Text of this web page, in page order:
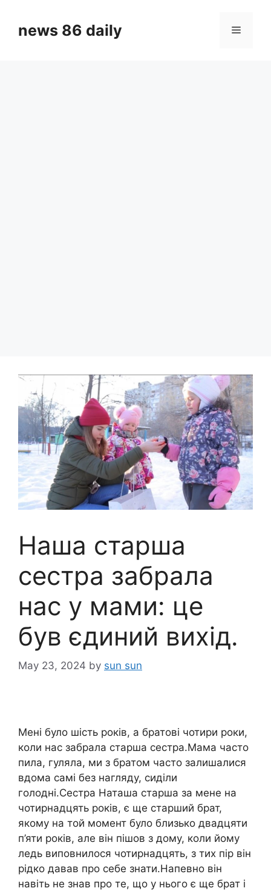
contentnews 86 daily Menu
Наша старша
сестра забрала
нас у мами: це
був єдиний вихід.
May 23, 2024 by sun sun
Мені було шість років, а братові чотири роки,
коли нас забрала старша сестра.Мама часто
пила, гуляла, ми з братом часто залишалися
вдома самі без нагляду, сиділи
голодні.Сестра Наташа старша за мене на
чотирнадцять років, є ще старший брат,
якому на той момент було близько двадцяти
п’яти років, але він пішов з дому, коли йому
ледь виповнилося чотирнадцять, з тих пір він
рідко давав про себе знати.Напевно він
навіть не знав про те, що у нього є ще брат і